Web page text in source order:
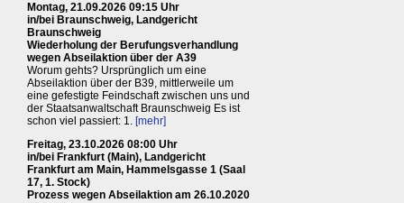
Montag, 21.09.2026 09:15 Uhr
in/bei Braunschweig, Landgericht
Braunschweig
Wiederholung der Berufungsverhandlung
wegen Abseilaktion über der A39
Worum gehts? Ursprünglich um eine
Abseilaktion über der B39, mittlerweile um
eine gefestigte Feindschaft zwischen uns und
der Staatsanwaltschaft Braunschweig Es ist
schon viel passiert: 1. [mehr]
Freitag, 23.10.2026 08:00 Uhr
in/bei Frankfurt (Main), Landgericht
Frankfurt am Main, Hammelsgasse 1 (Saal
17, 1. Stock)
Prozess wegen Abseilaktion am 26.10.2020